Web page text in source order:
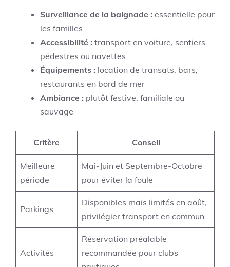
Surveillance de la baignade : essentielle pour
les familles
Accessibilité : transport en voiture, sentiers
pédestres ou navettes
Équipements : location de transats, bars,
restaurants en bord de mer
Ambiance : plutôt festive, familiale ou
sauvage
Critère Conseil
Meilleure
période
Mai-Juin et Septembre-Octobre
pour éviter la foule
Parkings
Disponibles mais limités en août,
privilégier transport en commun
Activités
Réservation préalable
recommandée pour clubs